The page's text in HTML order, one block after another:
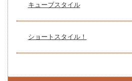
キューブスタイル
ショートスタイル！